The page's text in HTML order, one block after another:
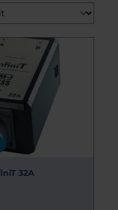
32A